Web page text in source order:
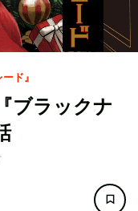
ド』
ブラックナ